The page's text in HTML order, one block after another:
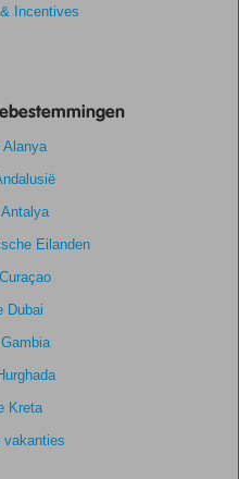
Incentives
Alanya
Eilanden
Dubai
Kreta
vakanties